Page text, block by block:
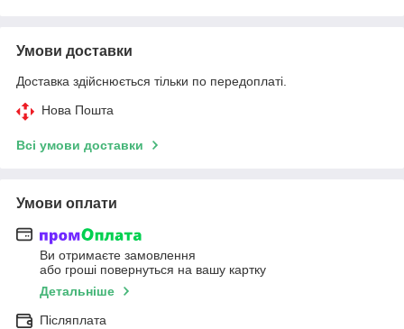
Умови доставки
Доставка здійснюється тільки по передоплаті.
Нова Пошта
Всі умови доставки
Умови оплати
Ви отримаєте замовлення
або гроші повернуться на вашу картку
Детальніше
Післяплата